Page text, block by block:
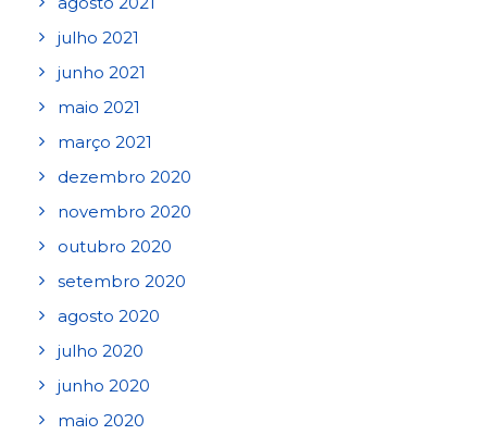
julho 2021
junho 2021
maio 2021
março 2021
dezembro 2020
novembro 2020
outubro 2020
setembro 2020
agosto 2020
julho 2020
junho 2020
maio 2020